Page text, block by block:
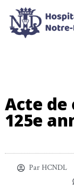
Acte de
125e
ParHCNDL